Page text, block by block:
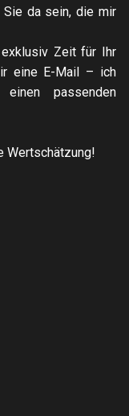
Sie da sein, die mir
Zeit für Ihr
eine E-Mail – ich
passenden
Wertschätzung!